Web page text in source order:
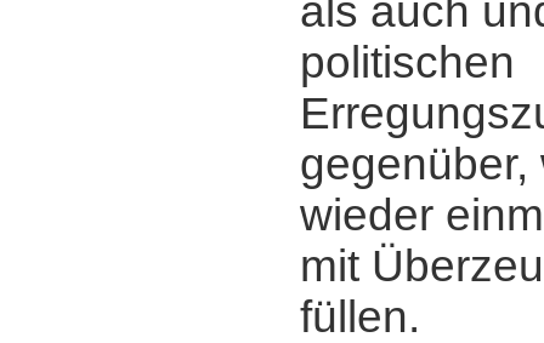
als auch
politischen
gegenüber,
wieder
mit
füllen.